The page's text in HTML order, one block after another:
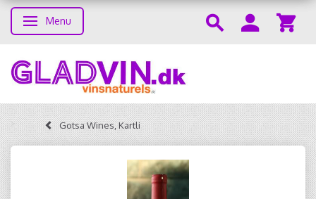
Skifte navigation
Menu
Gotsa Wines, Kartli